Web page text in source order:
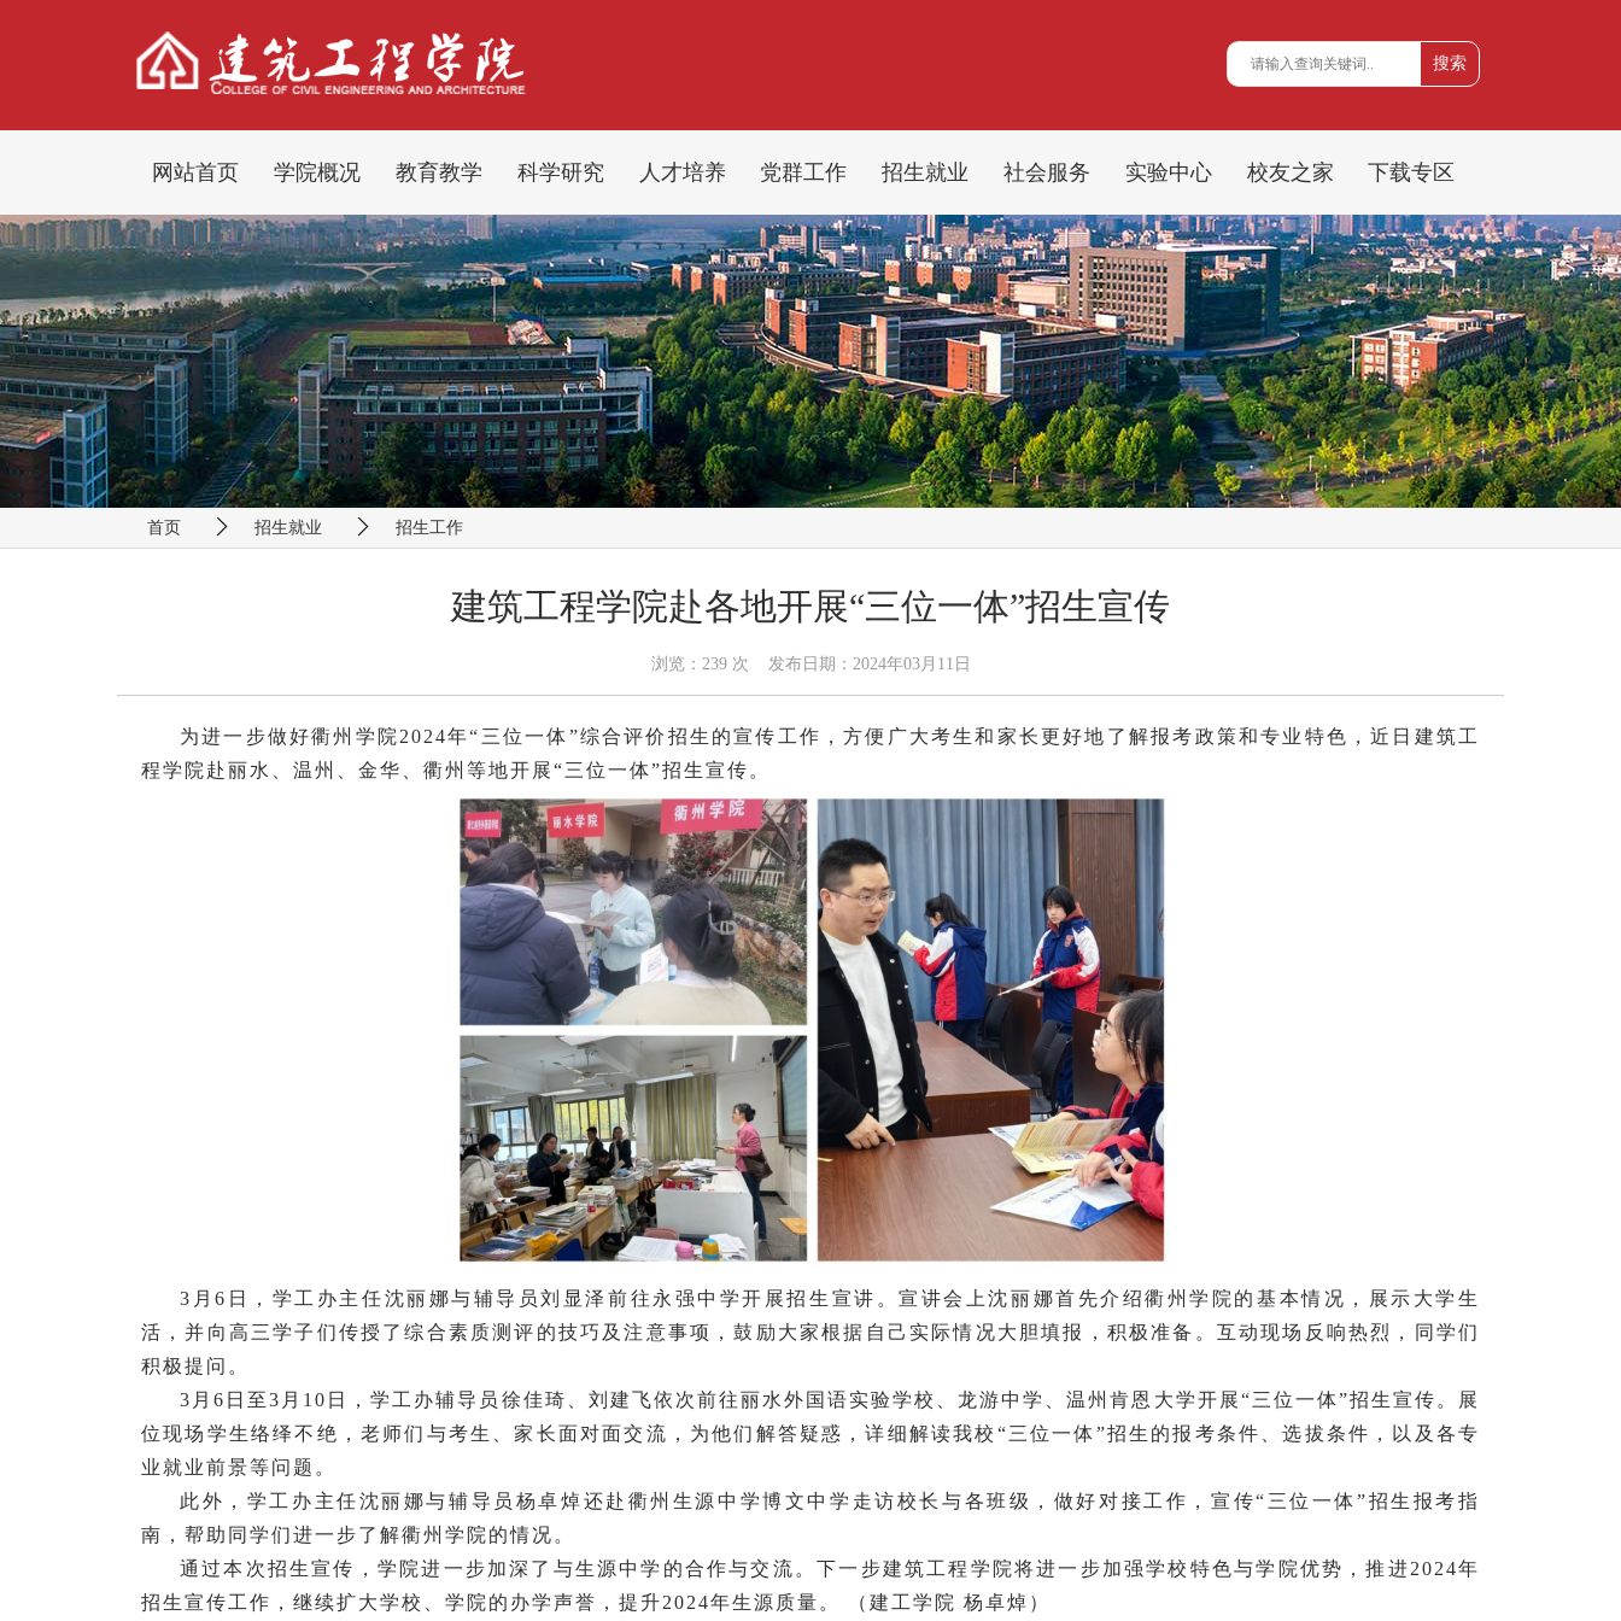
网站首页 学院概况 教育教学 科学研究 人才培养 党群工作 招生就业 社会服务 实验中心 校友之家 下载专区
首页 招生就业 招生工作
建筑工程学院赴各地开展“三位一体”招生宣传
浏览： 239 次 发布日期：2024年03月11日
为进一步做好衢州学院 2024年“三位一体”综合评价招生的宣传工作，方便广大考生和家长更好地了解报考政策和专业特色，近日建筑工
程学院赴丽水、温州、金华、衢州等地开展“三位一体”招生宣传。
3月6日，学工办主任沈丽娜与辅导员刘显泽前往永强中学开展招生宣讲。宣讲会上沈丽娜首先介绍衢州学院的基本情况，展示大学生
活，并向高三学子们传授了综合素质测评的技巧及注意事项，鼓励大家根据自己实际情况大胆填报，积极准备。互动现场反响热烈，同学们
积极提问。
3月6日至3月10日，学工办辅导员徐佳琦、刘建飞依次前往丽水外国语实验学校、龙游中学、温州肯恩大学开展“三位一体”招生宣传。展
位现场学生络绎不绝，老师们与考生、家长面对面交流，为他们解答疑惑，详细解读我校“三位一体”招生的报考条件、选拔条件，以及各专
业就业前景等问题。
此外，学工办主任沈丽娜与辅导员杨卓焯还赴衢州生源中学博文中学走访校长与各班级，做好对接工作，宣传“三位一体”招生报考指
南，帮助同学们进一步了解衢州学院的情况。
通过本次招生宣传，学院进一步加深了与生源中学的合作与交流。下一步建筑工程学院将进一步加强学校特色与学院优势，推进2024年
招生宣传工作，继续扩大学校、学院的办学声誉，提升2024年生源质量。 （建工学院 杨卓焯）